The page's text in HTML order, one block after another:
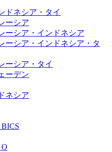
ドネシア・タイ
ーシア
ーシア・インドネシア
ーシア・インドネシア・タ
ーシア・タイ
ーデン
ネシア